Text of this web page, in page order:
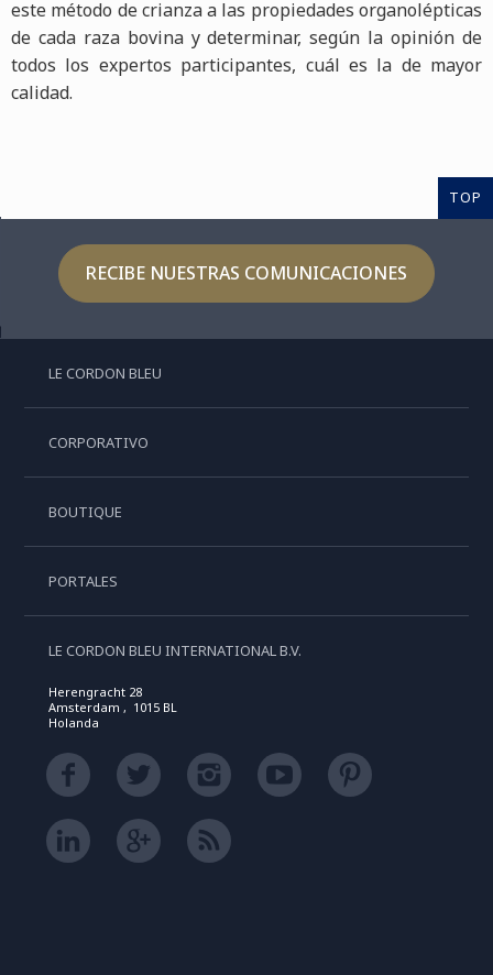
este método de crianza a las propiedades organolépticas
de cada raza bovina y determinar, según la opinión de
todos los expertos participantes, cuál es la de mayor
calidad.
TOP
RECIBE NUESTRAS COMUNICACIONES
LE CORDON BLEU
CORPORATIVO
BOUTIQUE
PORTALES
LE CORDON BLEU INTERNATIONAL B.V.
Herengracht 28
Amsterdam , 1015 BL
Holanda